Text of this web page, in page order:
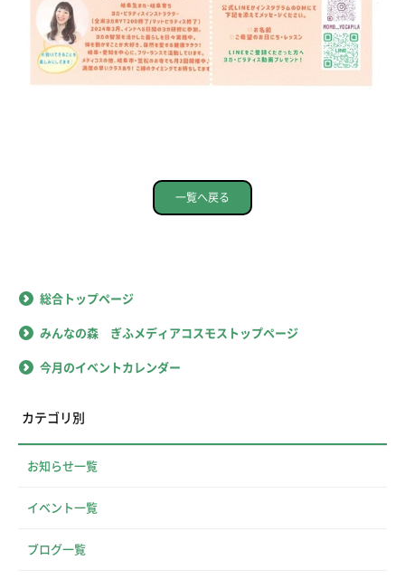
一覧へ戻る
総合トップページ
みんなの森 ぎふメディアコスモストップページ
今月のイベントカレンダー
カテゴリ別
お知らせ一覧
イベント一覧
ブログ一覧